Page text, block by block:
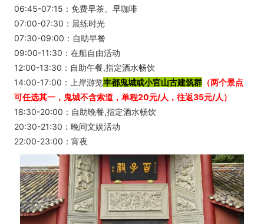
06:45-07:15：免费早茶、早咖啡
07:00-07:30：晨练时光
07:30-09:00：自助早餐
09:00-11:30：在船自由活动
12:00-13:30：自助午餐,指定酒水畅饮
14:00-17:00：上岸游览丰都鬼城或小官山古建筑群 （两个景点
可任选其一，鬼城不含索道，单程20元/人，往返35元/人）
18:30-20:00：自助晚餐,指定酒水畅饮
20:30-21:30：晚间文娱活动
22:00-23:00：宵夜